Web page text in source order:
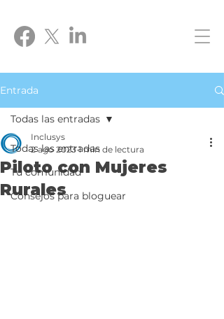
Entrada
Todas las entradas
Tu comunidad
Consejos para bloguear
Todas las entradas
Piloto con Mujeres
Rurales
Inclusys
2 ago 2023 1 min de lectura